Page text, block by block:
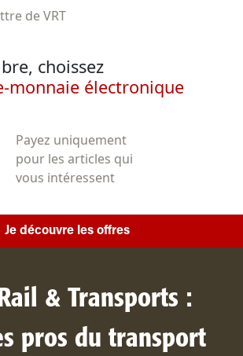
de VRT
choissez
monnaie électronique
Payez uniquement
pour les articles qui
vous intéressent
Je découvre les offres
& Transports :
pros du transport